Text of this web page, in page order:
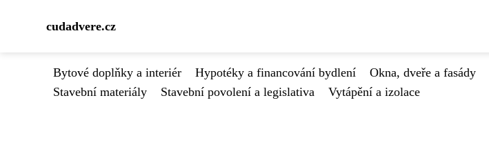
cudadvere.cz
Bytové doplňky a interiér Hypotéky a financování bydlení Okna, dveře a fasády
Stavební materiály
Stavební povolení a legislativa Vytápění a izolace